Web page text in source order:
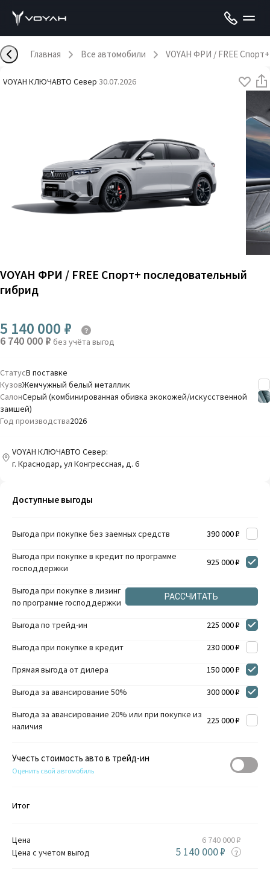
Главная Все автомобили VOYAH ФРИ / FREE
VOYAH КЛЮЧАВТО Север·30.07.2026
VOYAH ФРИ / FREE Спорт+ последовательный
гибрид
5 140 000 ₽
6 740 000 ₽ без учёта выгод
СтатусВ поставке
КузовЖемчужный белый металлик
СалонСерый (комбинированная обивка экокожей/искусственной
замшей)
Год производства2026
VOYAH КЛЮЧАВТО Север:
г. Краснодар, ул Конгрессная, д. 6
Доступные выгоды
Выгода при покупке без заемных средств 390 000 ₽
Выгода при покупке в кредит по программе
господдержки
925 000 ₽
Выгода при покупке в лизинг
по программе господдержки
РАССЧИТАТЬ
Выгода по трейд-ин 225 000 ₽
Выгода при покупке в кредит 230 000 ₽
Прямая выгода от дилера 150 000 ₽
Выгода за авансирование 50% 300 000 ₽
Выгода за авансирование 20% или при покупке из
наличия
225 000 ₽
Учесть стоимость авто в трейд-ин
Оценить свой автомобиль
Итог
Цена
6 740 000 ₽
Цена с учетом выгод
5 140 000 ₽